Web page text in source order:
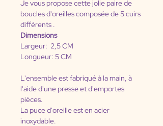
Je vous propose cette jolie paire de
boucles d'oreilles composée de 5 cuirs
différents .
Dimensions
Largeur:  2,5 CM
Longueur: 5 CM
L'ensemble est fabriqué à la main, à
l'aide d'une presse et d'emportes
pièces.
La puce d'oreille est en acier
inoxydable.